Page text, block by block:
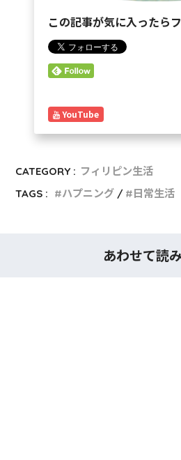
この記事が気に入ったら
YouTube
CATEGORY : フィリピン生活
TAGS :
ハプニング 日常生活
あわせて読